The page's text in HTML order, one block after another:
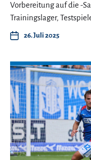
Vorbereitung auf die -
Trainingslager,
26. Juli 2025